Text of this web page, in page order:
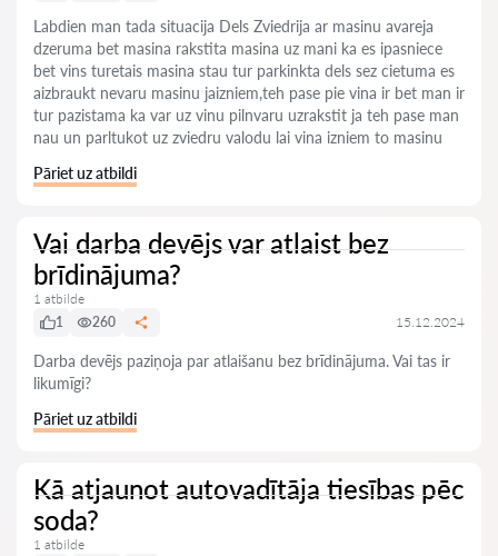
Labdien man tada situacija Dels Zviedrija ar masinu avareja
dzeruma bet masina rakstita masina uz mani ka es ipasniece
bet vins turetais masina stau tur parkinkta dels sez cietuma es
aizbraukt nevaru masinu jaizniem,teh pase pie vina ir bet man ir
tur pazistama ka var uz vinu pilnvaru uzrakstit ja teh pase man
nau un parltukot uz zviedru valodu lai vina izniem to masinu
Pāriet uz atbildi
Vai darba devējs var atlaist bez
brīdinājuma?
1 atbilde
1
260 15.12.2024
Darba devējs paziņoja par atlaišanu bez brīdinājuma. Vai tas ir
likumīgi?
Pāriet uz atbildi
Kā atjaunot autovadītāja tiesības pēc
soda?
1 atbilde